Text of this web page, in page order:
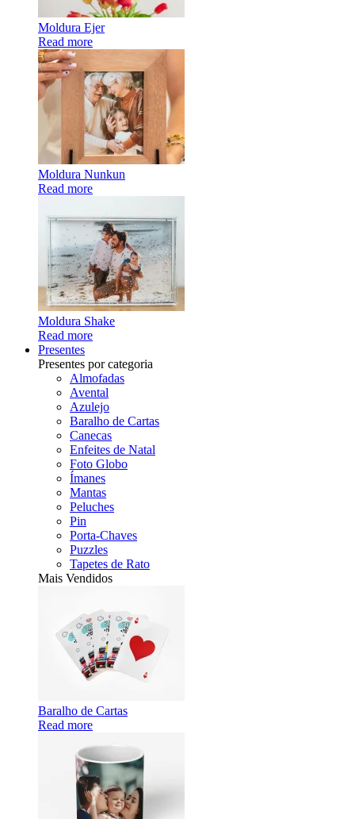
Moldura Ejer
Read more
Moldura Nunkun
Read more
Moldura Shake
Read more
Presentes
Presentes por categoria
Almofadas
Avental
Azulejo
Baralho de Cartas
Canecas
Enfeites de Natal
Foto Globo
Ímanes
Mantas
Peluches
Pin
Porta-Chaves
Puzzles
Tapetes de Rato
Mais Vendidos
Baralho de Cartas
Read more